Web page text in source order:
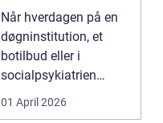
du den rette hjælp
Når hverdagen på en
døgninstitution, et
botilbud eller i
socialpsykiatrien
pludselig ændrer sig,
kan...
01 April 2026